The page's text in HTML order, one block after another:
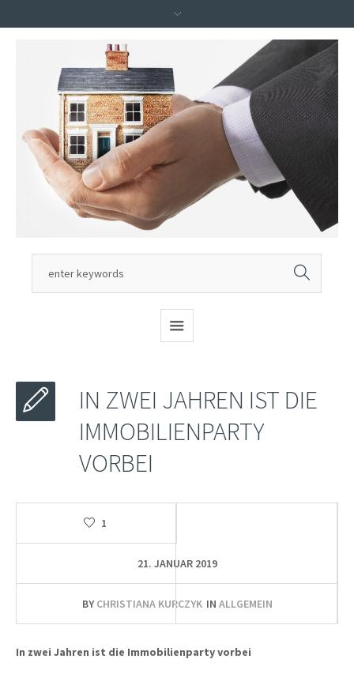
IN ZWEI JAHREN IST DIE
IMMOBILIENPARTY
VORBEI
1
21. JANUAR 2019
BYCHRISTIANA KURCZYK IN ALLGEMEIN
In zwei Jahren ist die Immobilienparty vorbei